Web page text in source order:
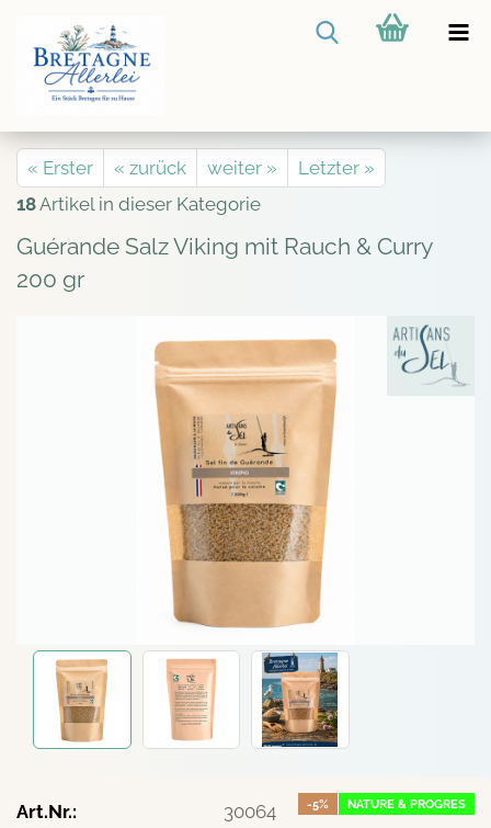
« Erster « zurück weiter »
Letzter »
18Artikel in dieser Kategorie
Guérande Salz Viking mit Rauch & Curry
200 gr
-5% NATURE & PROGRES
Art.Nr.:
30064